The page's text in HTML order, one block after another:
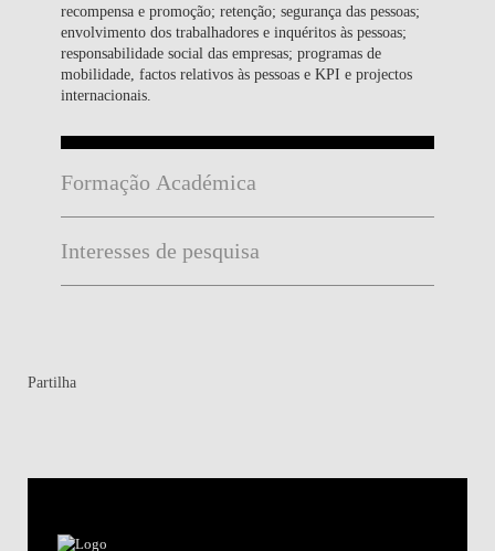
recompensa e promoção; retenção; segurança das pessoas;
envolvimento dos trabalhadores e inquéritos às pessoas;
responsabilidade social das empresas; programas de
mobilidade, factos relativos às pessoas e KPI e projectos
internacionais.
Formação Académica
Interesses de pesquisa
Partilha